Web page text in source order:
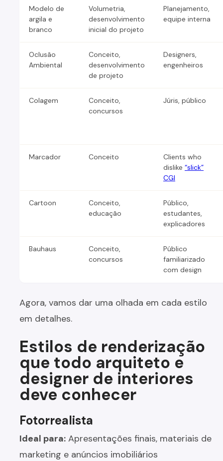
Modelo de
argila e
branco
Volumetria,
desenvolvimento
inicial do projeto
Planejamento,
equipe interna
Oclusão
Ambiental
Conceito,
desenvolvimento
de projeto
Designers,
engenheiros
Colagem
Conceito,
concursos
Júris, público
Marcador Conceito
Clients who
dislike “slick”
CGI
Cartoon
Conceito,
educação
Público,
estudantes,
explicadores
Bauhaus
Conceito,
concursos
Público
familiarizado
com design
Agora, vamos dar uma olhada em cada estilo
em detalhes.
Estilos de renderização
que todo arquiteto e
designer de interiores
deve conhecer
Fotorrealista
Ideal para: Apresentações finais, materiais de
marketing e anúncios imobiliários